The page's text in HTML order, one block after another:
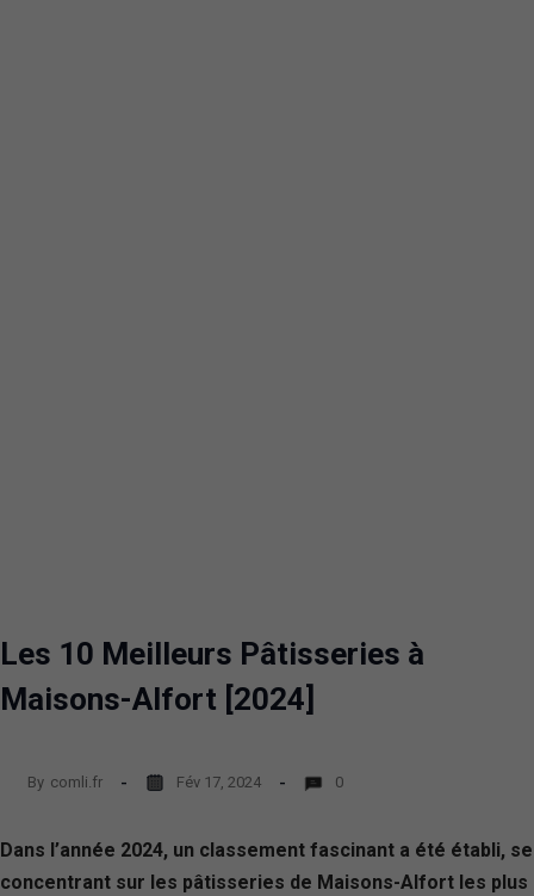
Les 10 Meilleurs Pâtisseries à
Maisons-Alfort [2024]
By comli.fr Fév 17, 2024 0
Dans l’année 2024, un classement fascinant a été établi, se
concentrant sur les pâtisseries de Maisons-Alfort les plus